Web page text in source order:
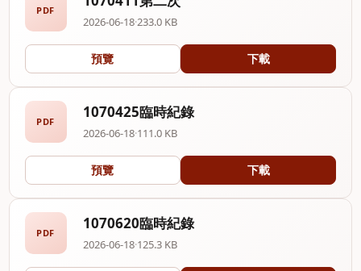
PDF
2026-06-18·233.0 KB
預覽 下載
PDF
1070425臨時紀錄
2026-06-18·111.0 KB
預覽 下載
PDF
1070620臨時紀錄
2026-06-18·125.3 KB